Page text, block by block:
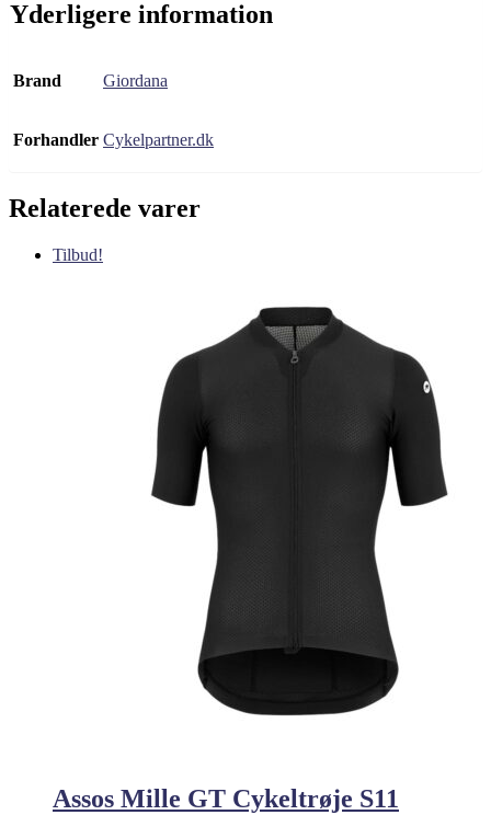
Yderligere information
Brand Giordana
Forhandler Cykelpartner.dk
Relaterede varer
Tilbud!
Assos Mille GT Cykeltrøje S11